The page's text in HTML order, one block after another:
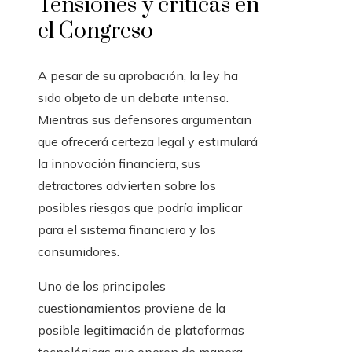
el Congreso
A pesar de su aprobación, la ley ha
sido objeto de un debate intenso.
Mientras sus defensores argumentan
que ofrecerá certeza legal y estimulará
la innovación financiera, sus
detractores advierten sobre los
posibles riesgos que podría implicar
para el sistema financiero y los
consumidores.
Uno de los principales
cuestionamientos proviene de la
posible legitimación de plataformas